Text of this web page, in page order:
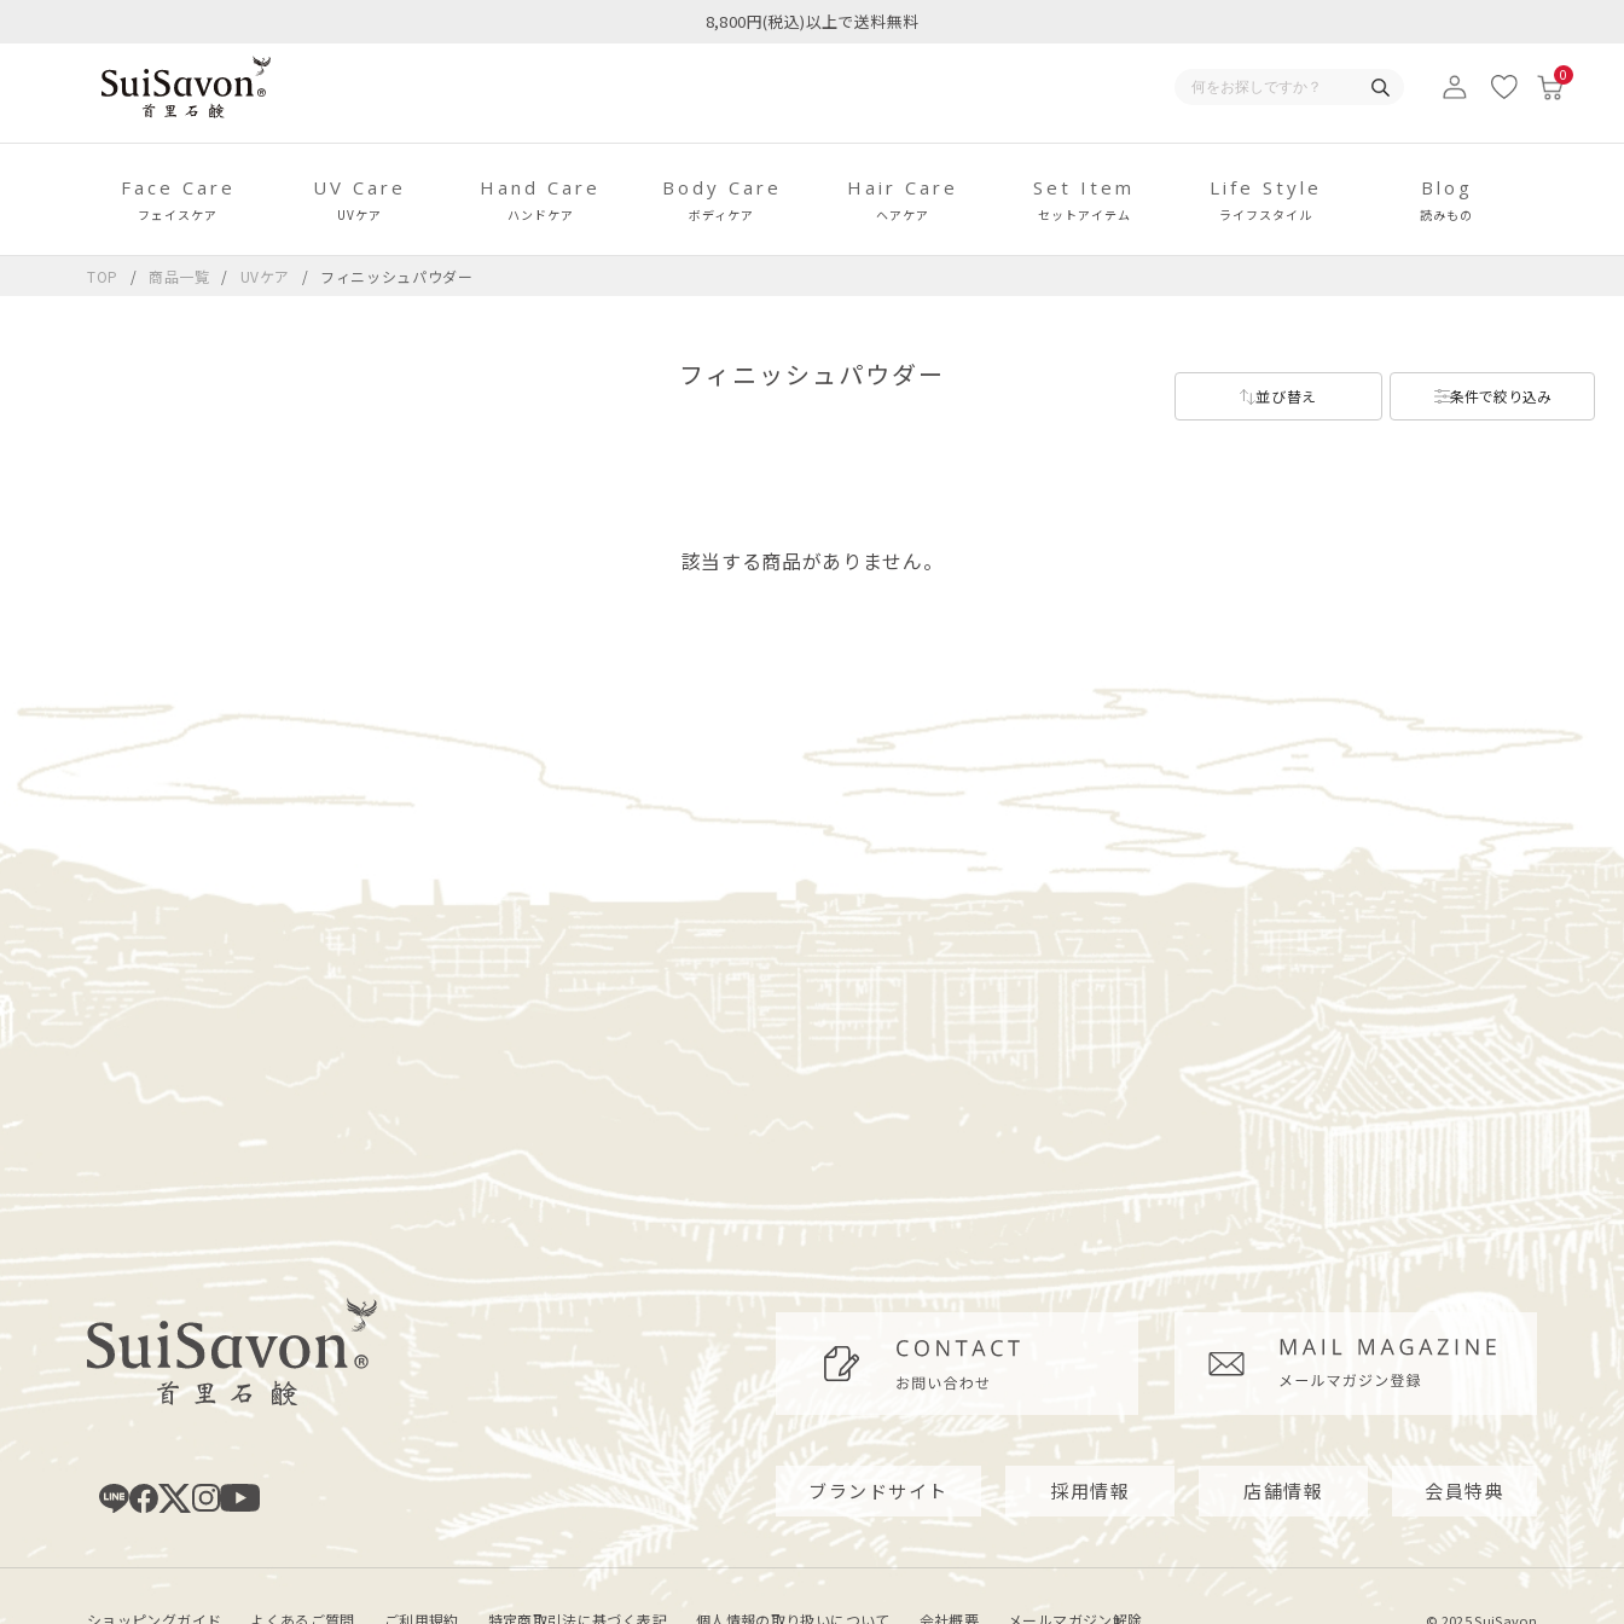
8,800円(税込)以上で送料無料
0
Face Care
フェイスケア
UV Care
UVケア
Hand Care
ハンドケア
Body Care
ボディケア
Hair Care
ヘアケア
Set Item
セットアイテム
Life Style
ライフスタイル
Blog
読みもの
TOP 商品一覧 UVケア フィニッシュパウダー
フィニッシュパウダー
並び替え 条件で絞り込み
該当する商品がありません。
ブランドサイト 採用情報 店舗情報 会員特典
ショッピングガイド よくあるご質問 ご利用規約 特定商取引法に基づく表記 個人情報の取り扱いについて 会社概要 メールマガジン解除 © 2025 SuiSavon